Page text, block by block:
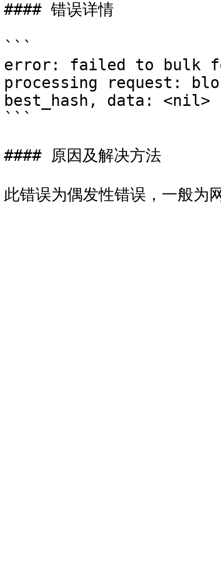
#### 错误详情
```
error: failed to bulk
processing request:
best_hash, data: <nil>
```
#### 原因及解决方法